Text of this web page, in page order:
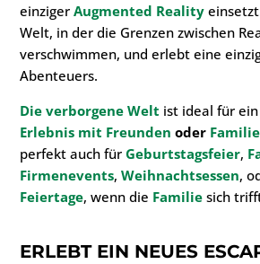
einziger Augmented Reality
Welt, in der die Grenzen zwischen
verschwimmen, und erlebt eine
Abenteuers.
Die verborgene Welt ist ideal für
Erlebnis mit Freundenoder
perfekt auch fürGeburtstagsfeier,
Firmenevents, Weihnachtsessen,
Feiertage, wenn die Familie sich
ERLEBT EIN NEUES